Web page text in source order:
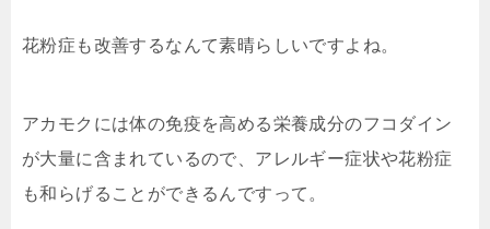
花粉症も改善するなんて素晴らしいですよね。
アカモクには体の免疫を高める栄養成分のフコダイン
が大量に含まれているので、アレルギー症状や花粉症
も和らげることができるんですって。